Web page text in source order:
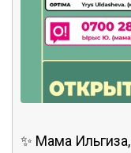
✨ Мама